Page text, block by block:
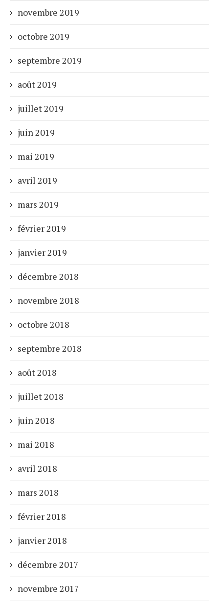
novembre 2019
octobre 2019
septembre 2019
août 2019
juillet 2019
juin 2019
mai 2019
avril 2019
mars 2019
février 2019
janvier 2019
décembre 2018
novembre 2018
octobre 2018
septembre 2018
août 2018
juillet 2018
juin 2018
mai 2018
avril 2018
mars 2018
février 2018
janvier 2018
décembre 2017
novembre 2017